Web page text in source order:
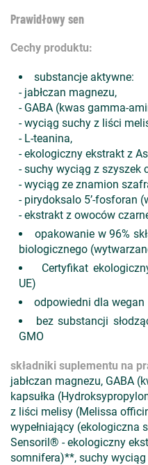
Prawidłowy sen
Cechy produktu:
substancje aktywne:
- jabłczan magnezu,
- GABA (kwas gamma-
- wyciąg suchy z liści
- L-teanina,
- ekologiczny ekstrakt z
- suchy wyciąg z szyszek
- wyciąg ze znamion
- pirydoksalo 5’-fosforan
- ekstrakt z owoców
opakowanie w 96%
biologicznego
Certyfikat
UE)
odpowiedni dla wegan
bez substancji
GMO
składniki suplementu na
jabłczan magnezu, GABA
kapsułka
z liści melisy (Melissa
wypełniający (ekologiczna
Sensoril® - ekologiczny
somnifera)**, suchy